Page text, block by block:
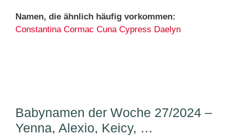
Namen, die ähnlich häufig vorkommen:
Constantina Cormac Cuna Cypress Daelyn
Babynamen der Woche 27/2024 –
Yenna, Alexio, Keicy, …